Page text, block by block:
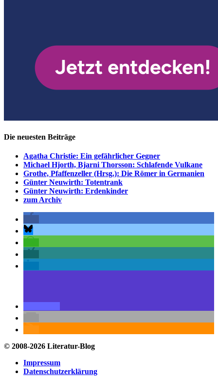
Die neuesten Beiträge
Agatha Christie: Ein gefährlicher Gegner
Michael Hjorth, Bjarni Thorsson: Schlafende Vulkane
Grothe, Pfaffenzeller (Hrsg.): Die Römer in Germanien
Günter Neuwirth: Totentrank
Günter Neuwirth: Erdenkinder
zum Archiv
© 2008-2026 Literatur-Blog
Impressum
Datenschutzerklärung